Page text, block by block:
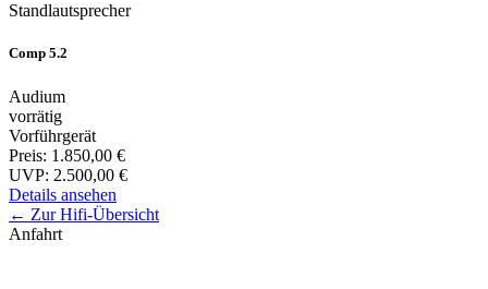
Standlautsprecher
Comp 5.2
Audium
vorrätig
Vorführgerät
Preis: 1.850,00 €
UVP: 2.500,00 €
Details ansehen
← Zur Hifi-Übersicht
Anfahrt